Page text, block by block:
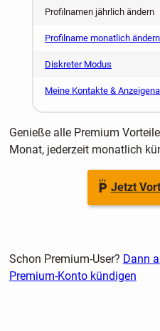
Profilnamen jährlich ändern
Profilname monatlich ändern
Diskreter Modus
Meine Kontakte &
Genieße alle Premium
Monat, jederzeit monatlich
Jetzt
Schon Premium-User? Dann
Premium-Konto kündigen